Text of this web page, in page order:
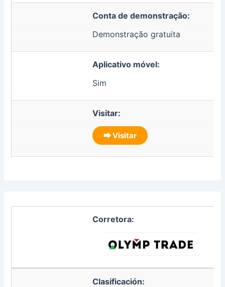
Conta de demonstração:
Demonstração gratuita
Aplicativo móvel:
Sim
Visitar:
⮕ Visitar
Corretora:
Clasificación: